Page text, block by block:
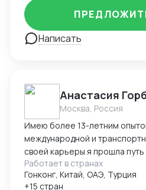
Написать
Анастасия
Москва, Россия
Имею более 13-летним опытом в сфере
международной и
своей карьеры я прошла
директора по логистике,
сложными проектами, выводя
Работает в странах
Гонконг, Китай, ОАЭ, Турция
+15 стран